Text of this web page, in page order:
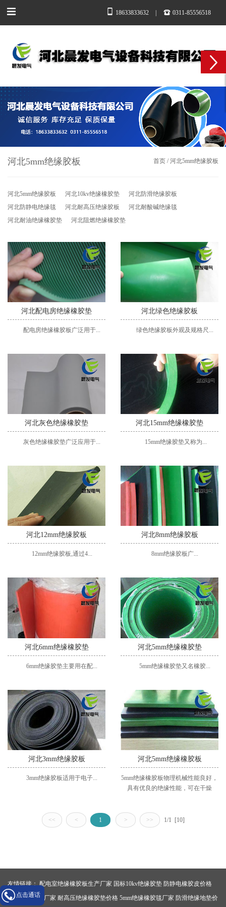
18633833632 0311-85556518
河北5mm绝缘胶板 首页 /河北5mm绝缘胶板
河北5mm绝缘胶板 河北10kv绝缘橡胶垫
河北防滑绝缘胶板
河北防静电绝缘毯
河北耐高压绝缘胶板
河北耐酸碱绝缘毯
河北耐油绝缘橡胶垫
河北阻燃绝缘橡胶垫
河北配电房绝缘橡胶垫
配电房绝缘橡胶板广泛用于...
河北绿色绝缘胶板
绿色绝缘胶板外观及规格尺...
河北灰色绝缘橡胶垫
灰色绝缘橡胶垫广泛应用于...
河北15mm绝缘橡胶垫
15mm绝缘胶垫又称为...
河北12mm绝缘胶板
12mm绝缘胶板,通过4...
河北8mm绝缘胶板
8mm绝缘胶板广...
河北6mm绝缘橡胶垫
6mm绝缘胶垫主要用在配...
河北5mm绝缘橡胶垫
5mm绝缘橡胶垫又名橡胶...
河北3mm绝缘胶板
3mm绝缘胶板适用于电子...
河北5mm绝缘橡胶板
5mm绝缘橡胶板物理机械性能良好，
具有优良的绝缘性能，可在干燥
<< < 1 > >> 1/1 [10]
友情链接： 配电室绝缘橡胶板生产厂家 国标10kv绝缘胶垫 防静电橡胶皮价格
防滑绝缘胶板厂家 耐高压绝缘橡胶垫价格 5mm绝缘橡胶毯厂家 防滑绝缘地垫价
点击通话